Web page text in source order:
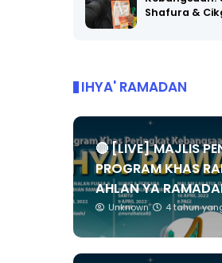
Shafura &
IHYA' RAMADAN
🔴 [LIVE] MAJLIS
PROGRAM KHAS
AHLAN YA
Unknown 4 tahun